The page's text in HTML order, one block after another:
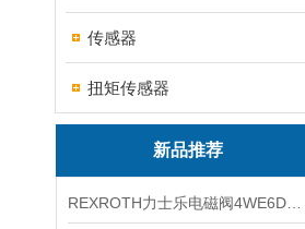
传感器
扭矩传感器
新品推荐